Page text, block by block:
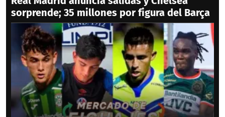
sorprende; 35 millones por figura del Barça